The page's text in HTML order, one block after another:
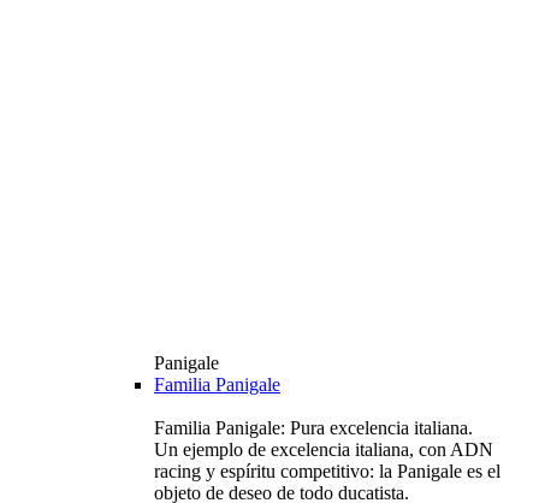
Panigale
Familia Panigale
Familia Panigale: Pura excelencia italiana.
Un ejemplo de excelencia italiana, con ADN
racing y espíritu competitivo: la Panigale es el
objeto de deseo de todo ducatista.